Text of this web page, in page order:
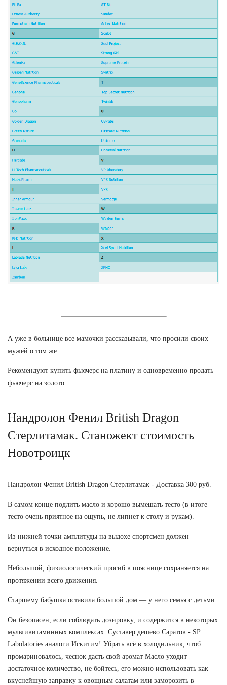
А уже в больнице все мамочки рассказывали, что просили своих
мужей о том же.
Рекомендуют купить фьючерс на платину и одновременно продать
фьючерс на золото.
Нандролон Фенил British Dragon
Стерлитамак. Станожект стоимость
Новотроицк
Нандролон Фенил British Dragon Стерлитамак - Доставка 300 руб.
В самом конце подлить масло и хорошо вымешать тесто (в итоге
тесто очень приятное на ощупь, не липнет к столу и рукам).
Из нижней точки амплитуды на выдохе спортсмен должен
вернуться в исходное положение.
Небольшой, физиологический прогиб в пояснице сохраняется на
протяжении всего движения.
Старшему бабушка оставила большой дом — у него семья с детьми.
Он безопасен, если соблюдать дозировку, и содержится в некоторых
мультивитаминных комплексах. Суставер дешево Саратов - SP
Labolatories аналоги Искитим! Убрать всё в холодильник, чтоб
промариновалось, чеснок дасть свой аромат Масло уходит
достаточное количество, не бойтесь, его можно использовать как
вкуснейшую заправку к овощным салатам или заморозить в